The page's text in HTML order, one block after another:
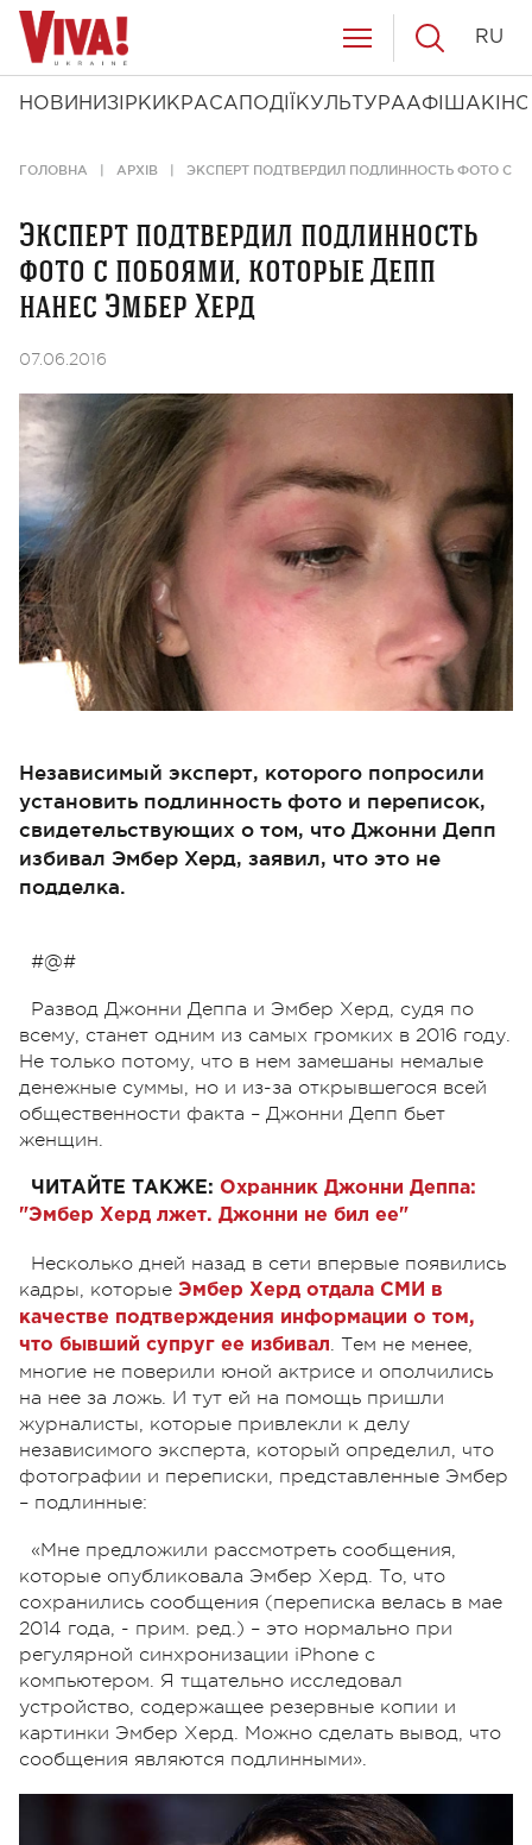
НОВИНИ ЗІРКИ КРАСА ПОДІЇ КУЛЬТУРААФІША КІНО
RU
ГОЛОВНА АРХІВ ЭКСПЕРТ ПОДТВЕРДИЛ ПОДЛИННОСТЬ ФОТО С
Эксперт подтвердил подлинность
фото с побоями, которые Депп
нанес Эмбер Херд
07.06.2016
Независимый эксперт, которого попросили
установить подлинность фото и переписок,
свидетельствующих о том, что Джонни Депп
избивал Эмбер Херд, заявил, что это не
подделка.
#@#
Развод Джонни Деппа и Эмбер Херд, судя по
всему, станет одним из самых громких в 2016 году.
Не только потому, что в нем замешаны немалые
денежные суммы, но и из-за открывшегося всей
общественности факта – Джонни Депп бьет
женщин.
ЧИТАЙТЕ ТАКЖЕ: Охранник Джонни Деппа:
"Эмбер Херд лжет. Джонни не бил ее"
Несколько дней назад в сети впервые появились
кадры, которые Эмбер Херд отдала СМИ в
качестве подтверждения информации о том,
что бывший супруг ее избивал. Тем не менее,
многие не поверили юной актрисе и ополчились
на нее за ложь. И тут ей на помощь пришли
журналисты, которые привлекли к делу
независимого эксперта, который определил, что
фотографии и переписки, представленные Эмбер
– подлинные:
«Мне предложили рассмотреть сообщения,
которые опубликовала Эмбер Херд. То, что
сохранились сообщения (переписка велась в мае
2014 года, - прим. ред.) – это нормально при
регулярной синхронизации iPhone с
компьютером. Я тщательно исследовал
устройство, содержащее резервные копии и
картинки Эмбер Херд. Можно сделать вывод, что
сообщения являются подлинными».